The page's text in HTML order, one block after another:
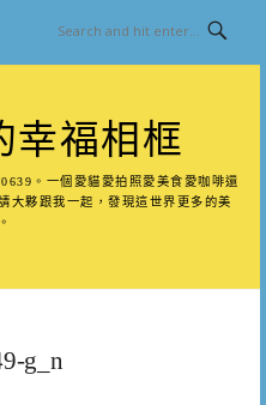
幸福相框
。一個愛貓愛拍照愛美食愛咖啡還
大夥跟我一起，發現這世界更多的美
g_n